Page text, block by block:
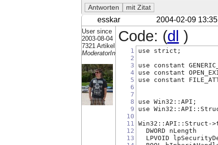
esskar 2004-02-09 13:35
User since
2003-08-04
7321 Artikel
ModeratorIn
Code: (dl )
1
2
3
4
5
6
7
8
9
10
11
12
13
use strict;
use constant
use constant
use constant
use Win32::API;
use
Win32::API::Struct-
DWORD nLength
LPVOID